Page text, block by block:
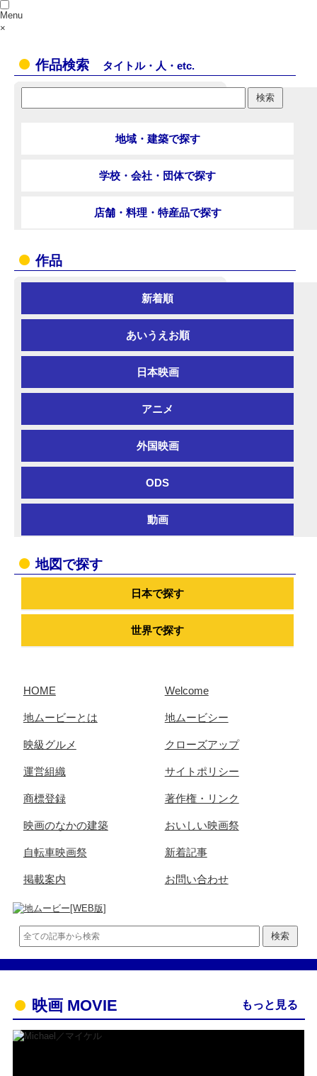
Menu
×
作品検索 タイトル・人・etc.
地域・建築で探す
学校・会社・団体で探す
店舗・料理・特産品で探す
作品
新着順
あいうえお順
日本映画
アニメ
外国映画
ODS
動画
地図で探す
日本で探す
世界で探す
HOME Welcome
地ムービーとは 地ムービシー
映級グルメ クローズアップ
運営組織 サイトポリシー
商標登録 著作権・リンク
映画のなかの建築 おいしい映画祭
自転車映画祭 新着記事
掲載案内 お問い合わせ
映画 MOVIE もっと見る